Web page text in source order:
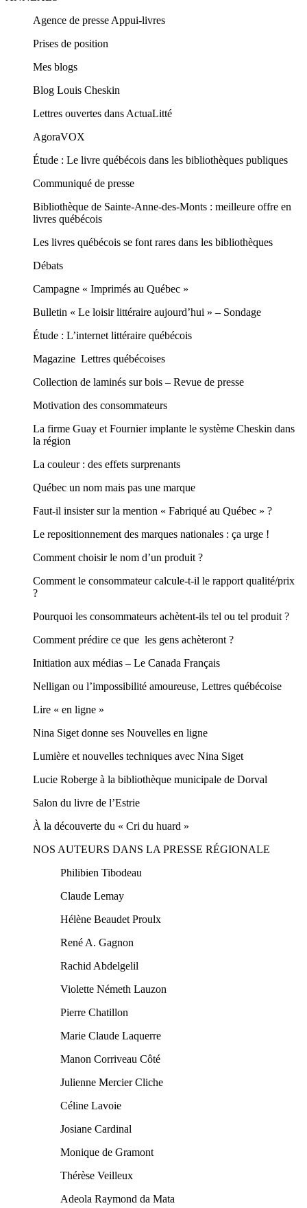
Agence de presse Appui-livres
Prises de position
Mes blogs
Blog Louis Cheskin
Lettres ouvertes dans ActuaLitté
AgoraVOX
Étude : Le livre québécois dans les bibliothèques publiques
Communiqué de presse
Bibliothèque de Sainte-Anne-des-Monts : meilleure offre en
livres québécois
Les livres québécois se font rares dans les bibliothèques
Débats
Campagne « Imprimés au Québec »
Bulletin « Le loisir littéraire aujourd’hui » – Sondage
Étude : L’internet littéraire québécois
Magazine Lettres québécoises
Collection de laminés sur bois – Revue de presse
Motivation des consommateurs
La firme Guay et Fournier implante le système Cheskin dans
la région
La couleur : des effets surprenants
Québec un nom mais pas une marque
Faut-il insister sur la mention « Fabriqué au Québec » ?
Le repositionnement des marques nationales : ça urge !
Comment choisir le nom d’un produit ?
Comment le consommateur calcule-t-il le rapport qualité/prix
?
Pourquoi les consommateurs achètent-ils tel ou tel produit ?
Comment prédire ce que les gens achèteront ?
Initiation aux médias – Le Canada Français
Nelligan ou l’impossibilité amoureuse, Lettres québécoise
Lire « en ligne »
Nina Siget donne ses Nouvelles en ligne
Lumière et nouvelles techniques avec Nina Siget
Lucie Roberge à la bibliothèque municipale de Dorval
Salon du livre de l’Estrie
À la découverte du « Cri du huard »
NOS AUTEURS DANS LA PRESSE RÉGIONALE
Philibien Tibodeau
Claude Lemay
Hélène Beaudet Proulx
René A. Gagnon
Rachid Abdelgelil
Violette Németh Lauzon
Pierre Chatillon
Marie Claude Laquerre
Manon Corriveau Côté
Julienne Mercier Cliche
Céline Lavoie
Josiane Cardinal
Monique de Gramont
Thérèse Veilleux
Adeola Raymond da Mata